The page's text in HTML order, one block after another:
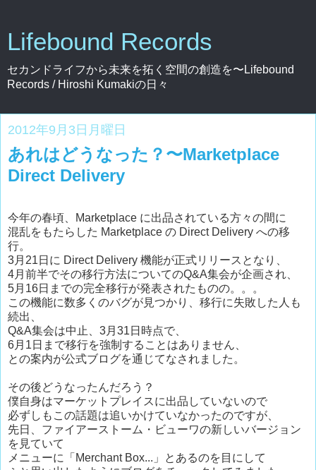
Lifebound Records
セカンドライフから未来を拓く空間の創造を〜Lifebound
Records / Hiroshi Kumakiの日々
2012年9月3日月曜日
あれはどうなった？〜Marketplace
Direct Delivery
今年の春頃、Marketplace に出品されている方々の間に
混乱をもたらした Marketplace の Direct Delivery への移
行。
3月21日に Direct Delivery 機能が正式リリースとなり、
4月前半でその移行方法についてのQ&A集会が企画され、
5月16日までの完全移行が発表されたものの。。。
この機能に数多くのバグが見つかり、移行に失敗した人も
続出、
Q&A集会は中止、3月31日時点で、
6月1日まで移行を強制することはありません、
との案内が公式ブログを通じてなされました。
その後どうなったんだろう？
僕自身はマーケットプレイスに出品していないので
必ずしもこの話題は追いかけていなかったのですが、
先日、ファイアーストーム・ビューワの新しいバージョン
を見ていて
メニューに「Merchant Box...」とあるのを目にして